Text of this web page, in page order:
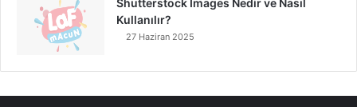
Shutterstock Images Nedir ve Nasıl
Kullanılır?
27 Haziran 2025